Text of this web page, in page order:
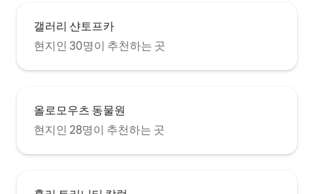
갤러리 샨토프카
현지인 30명이 추천하는 곳
올로모우츠 동물원
현지인 28명이 추천하는 곳